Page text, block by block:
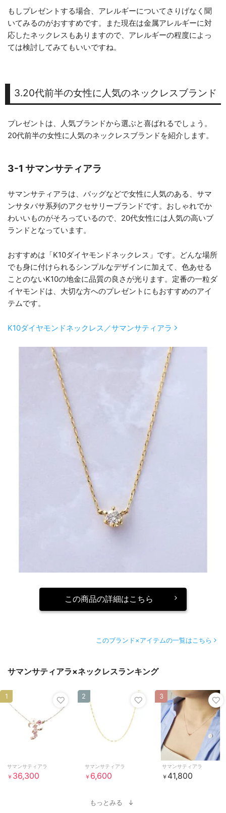
もしプレゼントする場合、アレルギーについてさりげなく聞
いてみるのがおすすめです。また現在は金属アレルギーに対
応したネックレスもありますので、アレルギーの程度によっ
ては検討してみてもいいですね。
3.20代前半の女性に人気のネックレスブランド
プレゼントは、人気ブランドから選ぶと喜ばれるでしょう。
20代前半の女性に人気のネックレスブランドを紹介します。
3-1 サマンサティアラ
サマンサティアラは、バッグなどで女性に人気のある、サマ
ンサタバサ系列のアクセサリーブランドです。おしゃれでか
わいいものがそろっているので、20代女性には人気の高いブ
ランドとなっています。
おすすめは「K10ダイヤモンドネックレス」です。どんな場所
でも身に付けられるシンプルなデザインに加えて、色あせる
ことのないK10の地金に品質の良さが光ります。定番の一粒ダ
イヤモンドは、大切な方へのプレゼントにもおすすめのアイ
テムです。
K10ダイヤモンドネックレス／サマンサティアラ
この商品の詳細はこちら
このブランド×アイテムの一覧はこちら
サマンサティアラ×ネックレスランキング
サマンサティアラ
￥ 36,300
1
サマンサティアラ
￥ 6,600
2
サマンサティアラ
￥ 41,800
3
もっとみる